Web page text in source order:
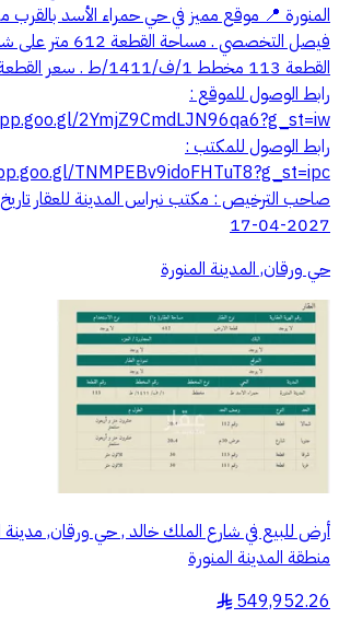
المنورة 📍 موقع مميز في حي حمراء الأسد
رابط الوصول للموقع :
2YmjZ9CmdLJN96qa6?g_st=iw
رابط الوصول للمكتب :
TNMPEBv9idoFHTuT8?g_st=ipc
صاحب الترخيص : مكتب نبراس المدينة للعقار تاريخ
2027-04-17
حي ورقان, المدينة المنورة
أرض للبيع في شارع الملك خالد , حي ورقان, مدينة
منطقة المدينة المنورة
549,952.26
§